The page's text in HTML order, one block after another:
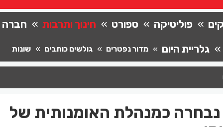
פוליטיקה ספורט חינוך ותרבות
חברה
גלריית היום
מדור נפטרים גולשים כותבים שונות
נבחרה כמנהלת האומנותית של